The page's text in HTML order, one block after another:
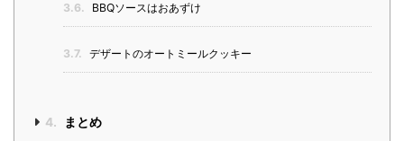
3.6. BBQソースはおあずけ
3.7. デザートのオートミールクッキー
4. まとめ